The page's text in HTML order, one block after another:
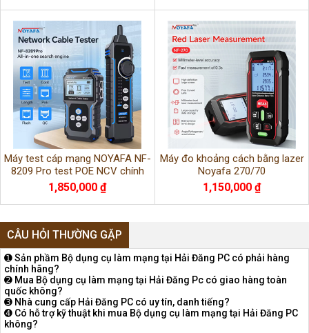
Máy test cáp mạng NOYAFA NF-
8209 Pro test POE NCV chính
hãng
1,850,000 ₫
Máy đo khoảng cách bằng lazer
Noyafa 270/70
1,150,000 ₫
CÂU HỎI THƯỜNG GẶP
➊ Sản phầm Bộ dụng cụ làm mạng tại Hải Đăng PC có phải hàng
chính hãng?
➋ Mua Bộ dụng cụ làm mạng tại Hải Đăng Pc có giao hàng toàn
quốc không?
➌ Nhà cung cấp Hải Đăng PC có uy tín, danh tiếng?
➍ Có hỗ trợ kỹ thuật khi mua Bộ dụng cụ làm mạng tại Hải Đăng PC
không?